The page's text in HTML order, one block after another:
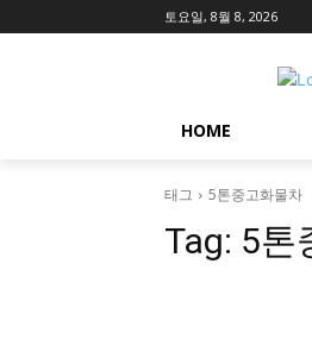
토요일, 8월 8, 2026
HOME
태그 5톤중고화물차
Tag: 5톤